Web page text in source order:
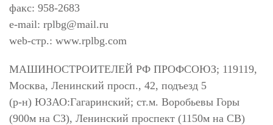
факс: 958-2683
e-mail: rplbg@mail.ru
web-стр.: www.rplbg.com
МАШИНОСТРОИТЕЛЕЙ РФ ПРОФСОЮЗ; 119119,
Москва, Ленинский просп., 42, подъезд 5
(р-н) ЮЗАО:Гагаринский; ст.м. Воробьевы Горы
(900м на СЗ), Ленинский проспект (1150м на СВ)